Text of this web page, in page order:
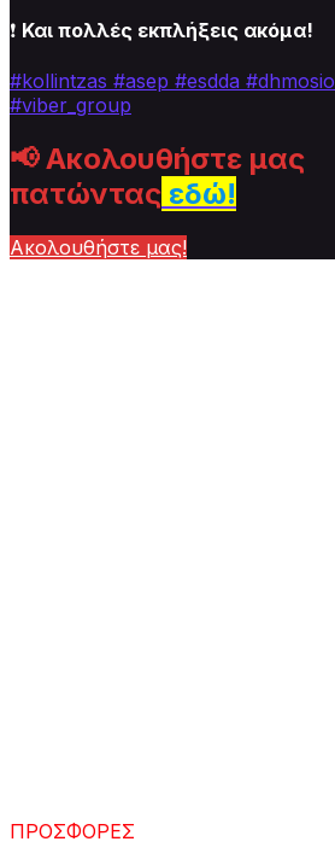
❗ Και πολλές εκπλήξεις ακόμα!
#kollintzas #asep #esdda #dhmosio
#viber_group
📢 Ακολουθήστε μας
πατώντας εδώ!
Ακολουθήστε μας!
ΠΡΟΣΦΟΡΕΣ